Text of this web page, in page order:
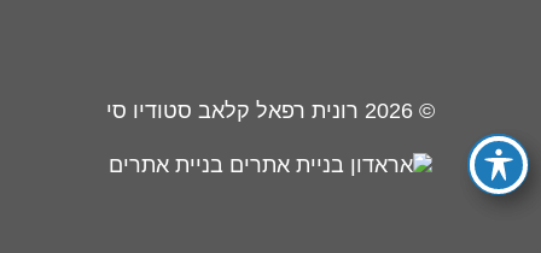
© 2026 רונית רפאל קלאב סטודיו סי
בניית אתרים